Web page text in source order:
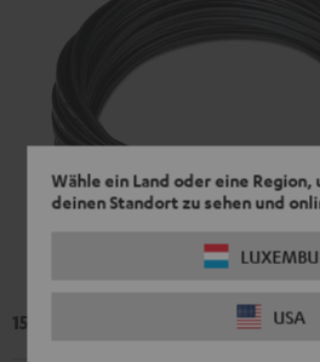
Wähle ein Land oder eine Region,
deinen Standort zu sehen und
USA
15 m Lautsprecherkabel C1015S